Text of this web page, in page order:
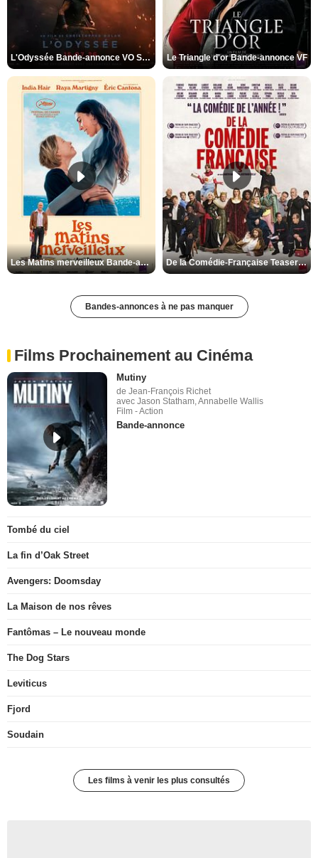
L'Odyssée Bande-annonce VO STFR Le Triangle d'or Bande-annonce VF
Les Matins merveilleux Bande-annonce VF De la Comédie-Française Teaser VF
Bandes-annonces à ne pas manquer
Films Prochainement au Cinéma
Mutiny
de Jean-François Richet
avec Jason Statham, Annabelle Wallis
Film - Action
Bande-annonce
Tombé du ciel
La fin d’Oak Street
Avengers: Doomsday
La Maison de nos rêves
Fantômas – Le nouveau monde
The Dog Stars
Leviticus
Fjord
Soudain
Les films à venir les plus consultés